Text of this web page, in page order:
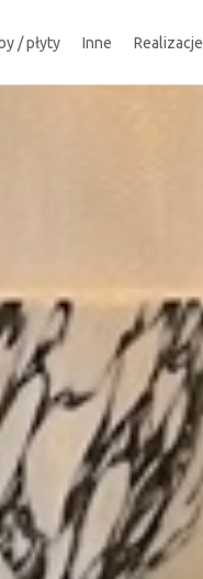
/ płyty Inne Realizacje